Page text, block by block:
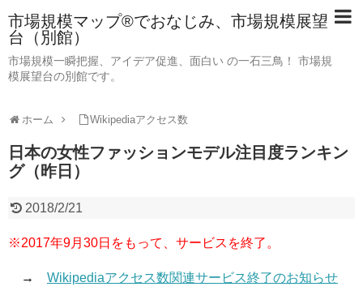
市場規模マップ®でおなじみ、市場規模展望
台（別館）
市場規模一瞬把握、アイデア促進、面白い の一石三鳥！ 市場規
模展望台の別館です。
ホーム Wikipediaアクセス数
日本の女性ファッションモデル注目度ランキン
グ（昨日）
2018/2/21
※2017年9月30日をもって、サービスを終了。
→ Wikipediaアクセス数関連サービス終了のお知らせ